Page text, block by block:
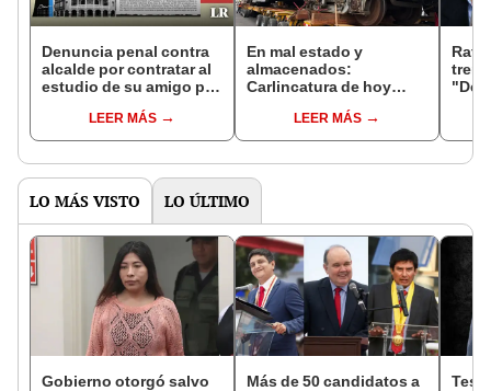
Denuncia penal contra
alcalde por contratar al
estudio de su amigo por
LEER MÁS
En mal estado y
almacenados:
Carlincatura de hoy
recorrido de los trenes
de Rafael López Aliaga
LEER MÁS
LO MÁS VISTO LO ÚLTIMO
Gobierno otorgó salvo
Más de 50 candidatos a